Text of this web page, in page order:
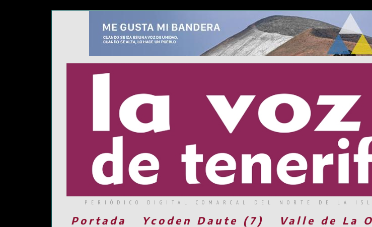
PERIÓDICO DIGITAL COMARCAL DEL NORTE DE LA
Portada Ycoden Daute (7) Valle de La